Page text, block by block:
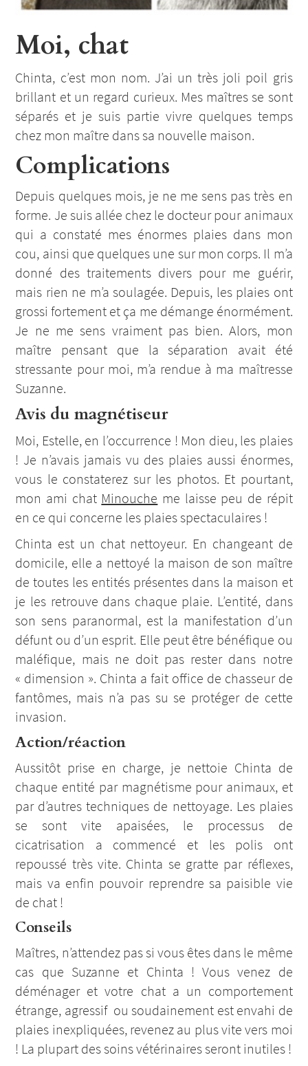
Moi, chat
Chinta, c’est mon nom. J’ai un très joli poil gris
brillant et un regard curieux. Mes maîtres se sont
séparés et je suis partie vivre quelques temps
chez mon maître dans sa nouvelle maison.
Complications
Depuis quelques mois, je ne me sens pas très en
forme. Je suis allée chez le docteur pour animaux
qui a constaté mes énormes plaies dans mon
cou, ainsi que quelques une sur mon corps. Il m’a
donné des traitements divers pour me guérir,
mais rien ne m’a soulagée. Depuis, les plaies ont
grossi fortement et ça me démange énormément.
Je ne me sens vraiment pas bien. Alors, mon
maître pensant que la séparation avait été
stressante pour moi, m’a rendue à ma maîtresse
Suzanne.
Avis du magnétiseur
Moi, Estelle, en l’occurrence ! Mon dieu, les plaies
! Je n’avais jamais vu des plaies aussi énormes,
vous le constaterez sur les photos. Et pourtant,
mon ami chat Minouche me laisse peu de répit
en ce qui concerne les plaies spectaculaires !
Chinta est un chat nettoyeur. En changeant de
domicile, elle a nettoyé la maison de son maître
de toutes les entités présentes dans la maison et
je les retrouve dans chaque plaie. L’entité, dans
son sens paranormal, est la manifestation d’un
défunt ou d’un esprit. Elle peut être bénéfique ou
maléfique, mais ne doit pas rester dans notre
« dimension ». Chinta a fait office de chasseur de
fantômes, mais n’a pas su se protéger de cette
invasion.
Action/réaction
Aussitôt prise en charge, je nettoie Chinta de
chaque entité par magnétisme pour animaux, et
par d’autres techniques de nettoyage. Les plaies
se sont vite apaisées, le processus de
cicatrisation a commencé et les polis ont
repoussé très vite. Chinta se gratte par réflexes,
mais va enfin pouvoir reprendre sa paisible vie
de chat !
Conseils
Maîtres, n’attendez pas si vous êtes dans le même
cas que Suzanne et Chinta ! Vous venez de
déménager et votre chat a un comportement
étrange, agressif ou soudainement est envahi de
plaies inexpliquées, revenez au plus vite vers moi
! La plupart des soins vétérinaires seront inutiles !